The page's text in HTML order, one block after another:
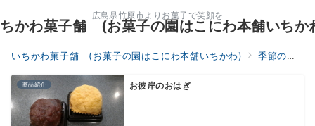
広島県竹原市よりお菓子で笑顔を
かわ菓子舗 (お菓子の園はこにわ本舗いちか
いちかわ菓子舗 (お菓子の園はこにわ本舗いちかわ) 季節のイベント
商品紹介 お彼岸のおはぎ